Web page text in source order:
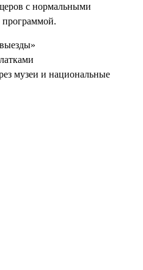
с нормальными
программой.
музеи и национальные